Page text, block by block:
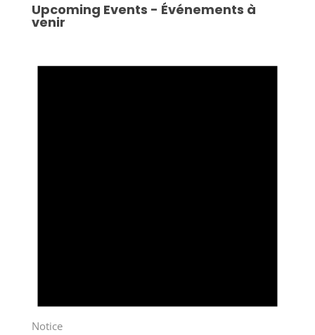
Upcoming Events - Événements à
venir
Notice